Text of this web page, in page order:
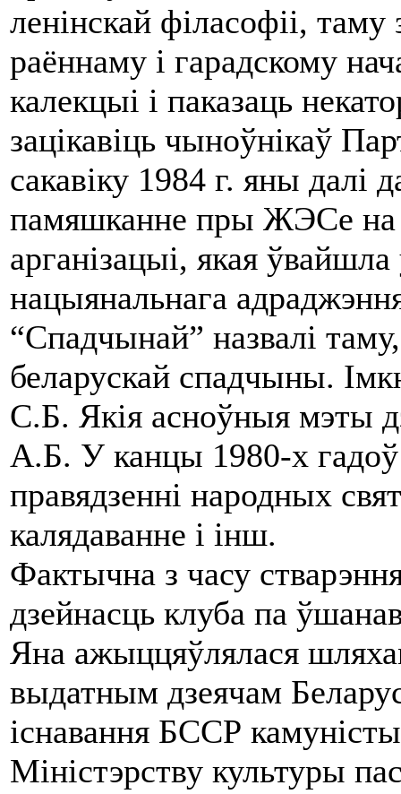
ленінскай філасофіі, таму
раённаму і гарадскому
калекцыі і паказаць
зацікавіць чыноўнікаў
сакавіку 1984 г. яны далі
памяшканне пры ЖЭСе на
арганізацыі, якая
нацыянальнага
“Спадчынай” назвалі
беларускай спадчыны.
С.Б. Якія асноўныя мэты
А.Б. У канцы 1980-х гадоў
правядзенні народных
калядаванне і інш.
Фактычна з часу
дзейнасць клуба па
Яна ажыццяўлялася
выдатным дзеячам
існавання БССР
Міністэрству культуры